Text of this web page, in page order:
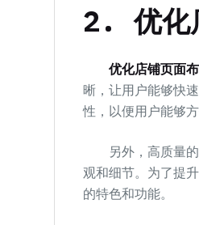
2. 优化
优化店铺页面
晰，让用户能够快
性，以便用户能够
另外，高质量的
观和细节。为了提
的特色和功能。